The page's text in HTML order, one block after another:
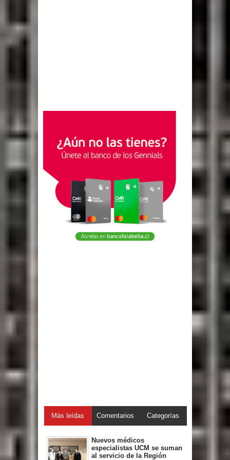
Más leídas Comentarios Categorías
Nuevos médicos
especialistas UCM se suman
al servicio de la Región